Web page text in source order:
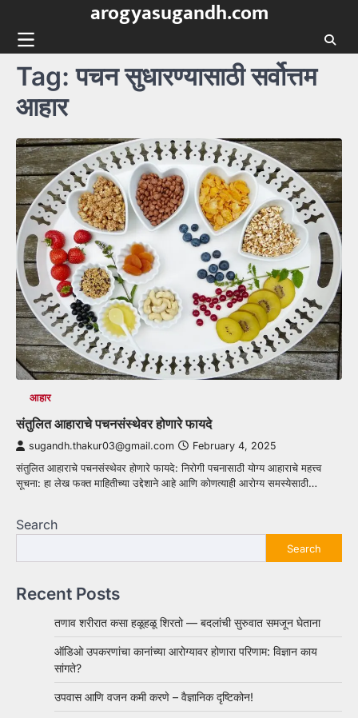
content
arogyasugandh.com
Tag:पचन सुधारण्यासाठी सर्वोत्तम
आहार
आहार
संतुलित आहाराचे पचनसंस्थेवर होणारे फायदे
sugandh.thakur03@gmail.com February 4, 2025
संतुलित आहाराचे पचनसंस्थेवर होणारे फायदे: निरोगी पचनासाठी योग्य आहाराचे महत्त्व
सूचना: हा लेख फक्त माहितीच्या उद्देशाने आहे आणि कोणत्याही आरोग्य समस्येसाठी…
Search
Search
Recent Posts
तणाव शरीरात कसा हळूहळू शिरतो — बदलांची सुरुवात समजून घेताना
ऑडिओ उपकरणांचा कानांच्या आरोग्यावर होणारा परिणाम: विज्ञान काय
सांगते?
उपवास आणि वजन कमी करणे – वैज्ञानिक दृष्टिकोन!